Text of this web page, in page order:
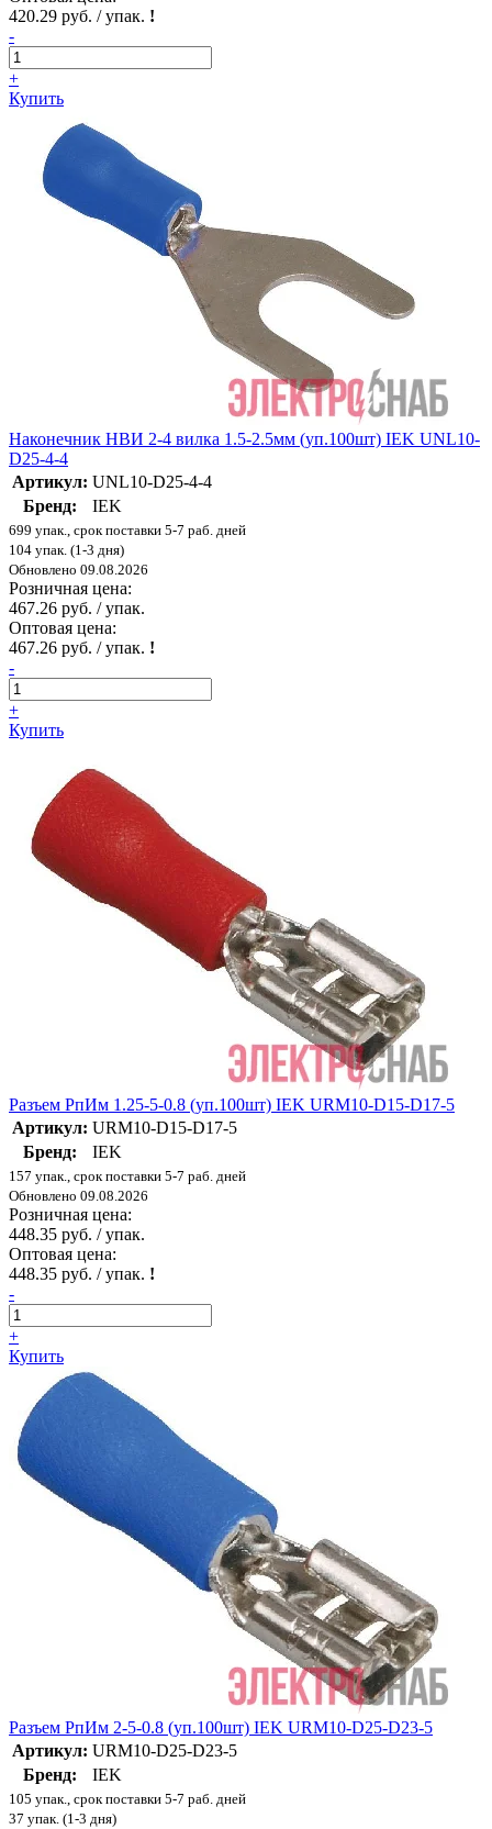
420.29 руб. / упак. !
-
+
Купить
Наконечник НВИ 2-4 вилка 1.5-2.5мм (уп.100шт) IEK UNL10-
D25-4-4
Артикул: UNL10-D25-4-4
Бренд:
IEK
699 упак., срок поставки 5-7 раб. дней
104 упак. (1-3 дня)
Обновлено 09.08.2026
Розничная цена:
467.26 руб. / упак.
Оптовая цена:
467.26 руб. / упак. !
-
+
Купить
Разъем РпИм 1.25-5-0.8 (уп.100шт) IEK URM10-D15-D17-5
Артикул: URM10-D15-D17-5
Бренд:
IEK
157 упак., срок поставки 5-7 раб. дней
Обновлено 09.08.2026
Розничная цена:
448.35 руб. / упак.
Оптовая цена:
448.35 руб. / упак. !
-
+
Купить
Разъем РпИм 2-5-0.8 (уп.100шт) IEK URM10-D25-D23-5
Артикул: URM10-D25-D23-5
Бренд:
IEK
105 упак., срок поставки 5-7 раб. дней
37 упак. (1-3 дня)